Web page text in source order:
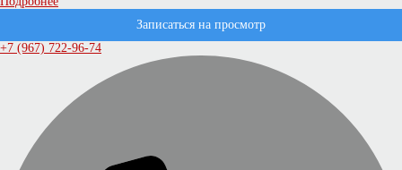
Записаться на просмотр
+7 (967) 722-96-74